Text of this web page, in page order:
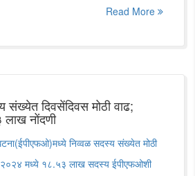
Read More
दिवसेंदिवस मोठी वाढ;
नोंदणी
निव्वळ सदस्य संख्येत मोठी
मध्ये १८.५३ लाख सदस्य ईपीएफओशी